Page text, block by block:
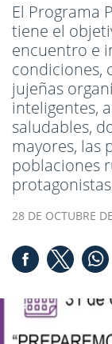
El Programa
tiene el
encuentro e
condiciones,
jujeñas
inteligentes,
saludables,
mayores, las
poblaciones
28 DE OCTUBRE